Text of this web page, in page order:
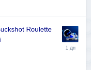
Roulette